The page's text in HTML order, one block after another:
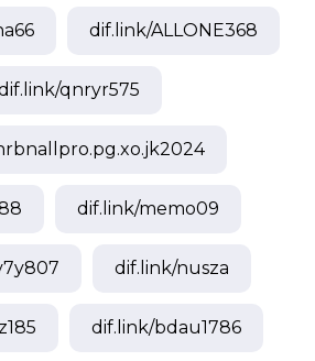
dif.link/ALLONE368
qnryr575
dif.link/memo09
dif.link/nusza
dif.link/bdau1786